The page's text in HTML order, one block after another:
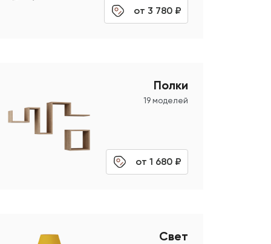
от 3 780 ₽
Полки
19 моделей
от 1 680 ₽
Свет